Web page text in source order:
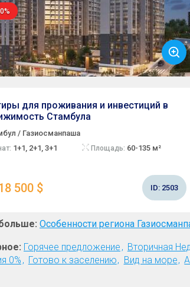
для проживания и инвестиций в
Стамбула
/ Газиосманпаша
1+1, 2+1, 3+1 Площадь: 60-135 м²
500 $ ID: 2503
Особенности региона
Горячее предложение Вторичная
0%
Готово к заселению Вид на море